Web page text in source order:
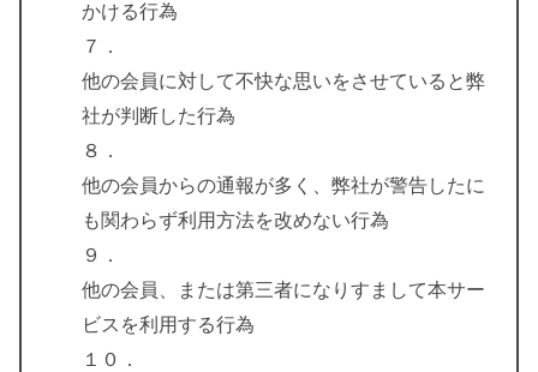
かける行為
７．
他の会員に対して不快な思いをさせていると弊
社が判断した行為
８．
他の会員からの通報が多く、弊社が警告したに
も関わらず利用方法を改めない行為
９．
他の会員、または第三者になりすまして本サー
ビスを利用する行為
１０．